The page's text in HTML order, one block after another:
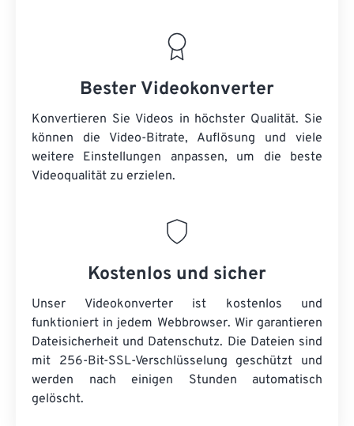
Bester Videokonverter
Konvertieren Sie Videos in höchster Qualität. Sie
können die Video-Bitrate, Auflösung und viele
weitere Einstellungen anpassen, um die beste
Videoqualität zu erzielen.
Kostenlos und sicher
Unser Videokonverter ist kostenlos und
funktioniert in jedem Webbrowser. Wir garantieren
Dateisicherheit und Datenschutz. Die Dateien sind
mit 256-Bit-SSL-Verschlüsselung geschützt und
werden nach einigen Stunden automatisch
gelöscht.